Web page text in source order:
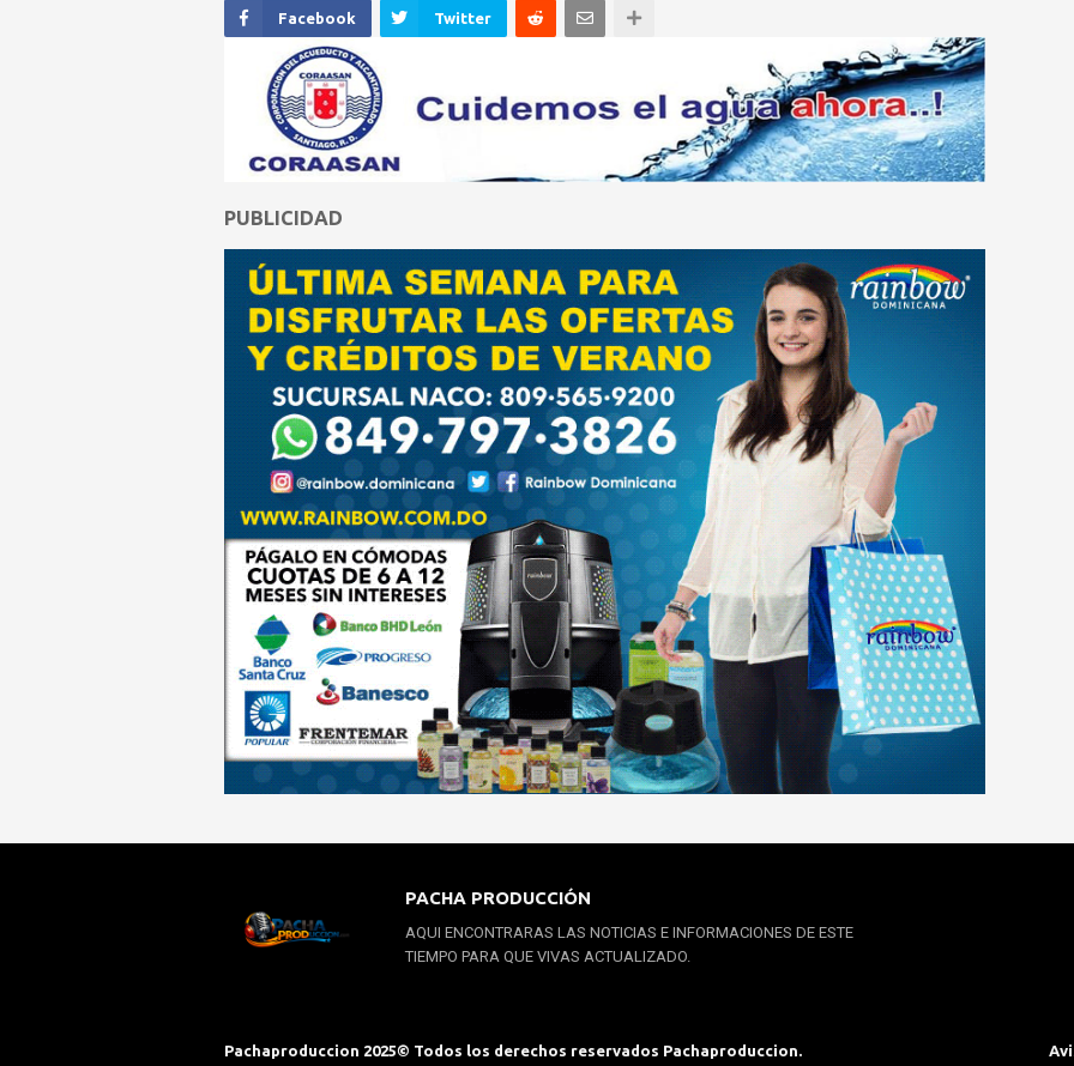
Facebook Twitter
PUBLICIDAD
PACHA PRODUCCIÓN
AQUI ENCONTRARAS LAS NOTICIAS E INFORMACIONES DE ESTE
TIEMPO PARA QUE VIVAS ACTUALIZADO.
Pachaproduccion 2025© Todos los derechos reservados Pachaproduccion.